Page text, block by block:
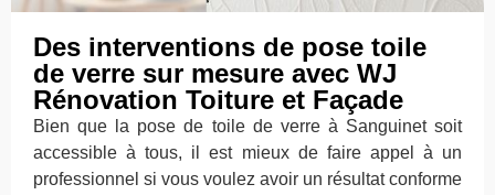
Des interventions de pose toile
de verre sur mesure avec WJ
Rénovation Toiture et Façade
Bien que la pose de toile de verre à Sanguinet soit
accessible à tous, il est mieux de faire appel à un
professionnel si vous voulez avoir un résultat conforme